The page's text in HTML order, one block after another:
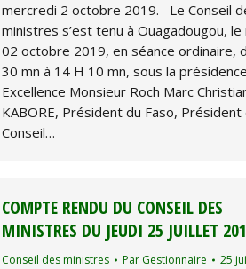
mercredi 2 octobre 2019. Le Conseil
ministres s’est tenu à Ouagadougou,
02 octobre 2019, en séance ordinaire,
30 mn à 14 H 10 mn, sous la
Excellence Monsieur Roch Marc
KABORE, Président du Faso, Président
Conseil…
COMPTE RENDU DU CONSEIL DES
MINISTRES DU JEUDI 25 JUILLET
Conseil des ministres Par Gestionnaire 25